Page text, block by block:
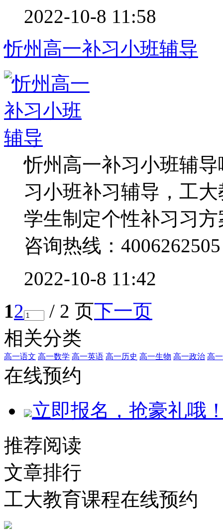
2022-10-8 11:58
忻州高一补习小班辅导
忻州高一补习小班辅
习小班补习辅导，工
学生制定个性补习习
咨询热线：
2022-10-8 11:42
12 / 2 页下一页
相关分类
高一语文 高一数学 高一英语 高一历史 高一生物 高一政治 高
在线预约
立即报名，抢豪礼哦
推荐阅读
文章排行
工大教育课程在线预约